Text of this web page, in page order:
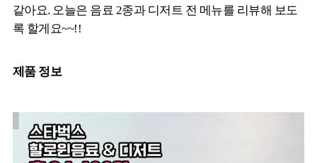
같아요. 오늘은 음료 2종과 디저트 전 메뉴를 리뷰해 보도
록 할게요~~!!
제품 정보